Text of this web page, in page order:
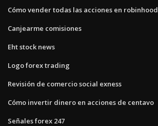
Cómo vender todas las acciones en robinhood
Canjearme comisiones
Eht stock news
Logo forex trading
Revisión de comercio social exness
Cómo invertir dinero en acciones de centavo
Señales forex 247